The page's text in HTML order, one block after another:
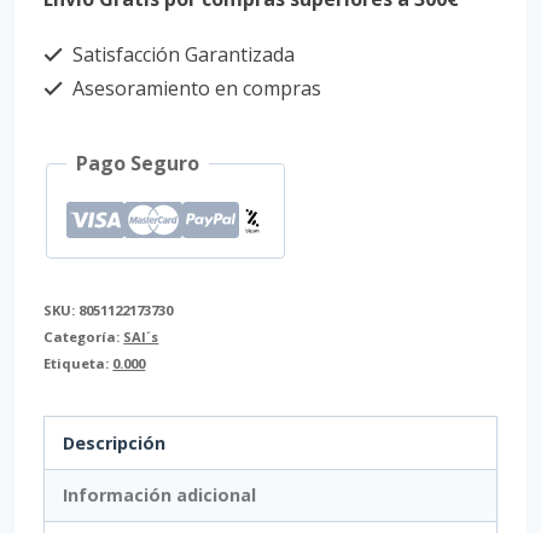
Satisfacción Garantizada
Asesoramiento en compras
Pago Seguro
SKU: 8051122173730
Categoría: SAI´s
Etiqueta: 0.000
Descripción
Información adicional